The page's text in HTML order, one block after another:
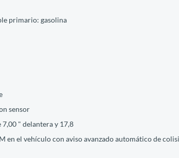
primario: gasolina
sensor
" delantera y 17,8
en el vehículo con aviso avanzado automático de